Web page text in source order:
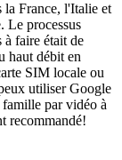
la France, l'Italie et
Le processus
à faire était de
haut débit en
SIM locale ou
utiliser Google
par vidéo à
recommandé!